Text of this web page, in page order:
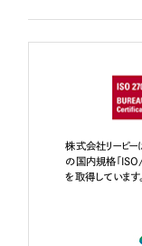
株式会社リーピー
の国内規格「
を取得しています